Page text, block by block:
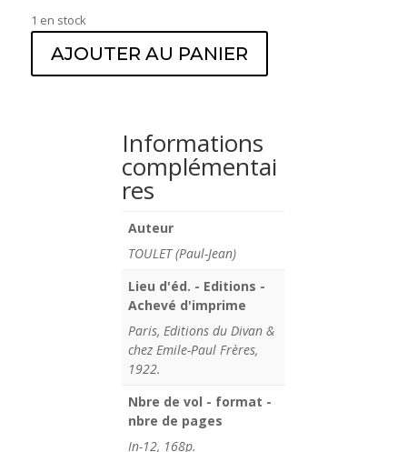
1 en stock
AJOUTER AU PANIER
Informations
complémentai
res
Auteur
TOULET (Paul-Jean)
Lieu d'éd. - Editions -
Achevé d'imprime
Paris, Editions du Divan &
chez Emile-Paul Frères,
1922.
Nbre de vol - format -
nbre de pages
In-12, 168p.